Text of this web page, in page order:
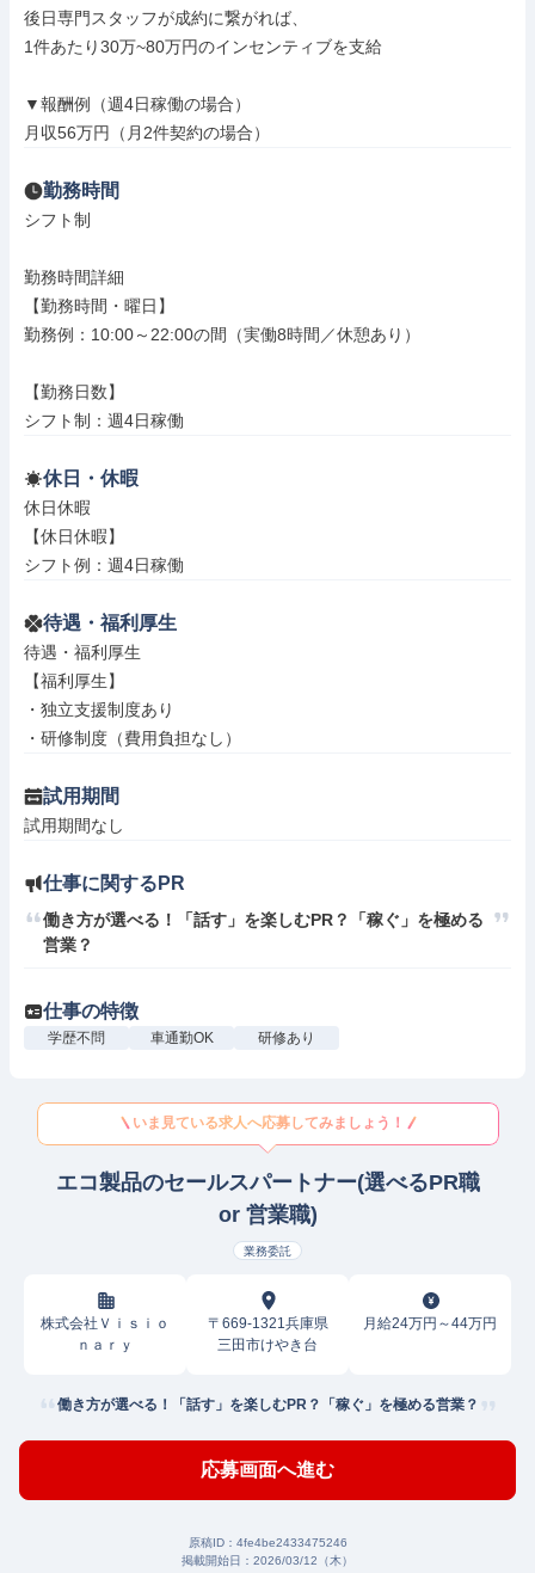
後日専門スタッフが成約に繋がれば、
1件あたり30万~80万円のインセンティブを支給
▼報酬例（週4日稼働の場合）
月収56万円（月2件契約の場合）
勤務時間
シフト制
勤務時間詳細
【勤務時間・曜日】
勤務例：10:00～22:00の間（実働8時間／休憩あり）
【勤務日数】
シフト制：週4日稼働
休日・休暇
休日休暇
【休日休暇】
シフト例：週4日稼働
待遇・福利厚生
待遇・福利厚生
【福利厚生】
・独立支援制度あり
・研修制度（費用負担なし）
試用期間
試用期間なし
仕事に関するPR
働き方が選べる！「話す」を楽しむPR？「稼ぐ」を極める
営業？
仕事の特徴
学歴不問 車通勤OK 研修あり
いま見ている求人へ応募してみましょう！
エコ製品のセールスパートナー(選べるPR職
or 営業職)
業務委託
株式会社Ｖｉｓｉｏ
ｎａｒｙ
〒669-1321兵庫県
三田市けやき台
月給24万円～44万円
働き方が選べる！「話す」を楽しむPR？「稼ぐ」を極める営業？
応募画面へ進む
原稿ID： 4fe4be2433475246
掲載開始日： 2026/03/12（木）